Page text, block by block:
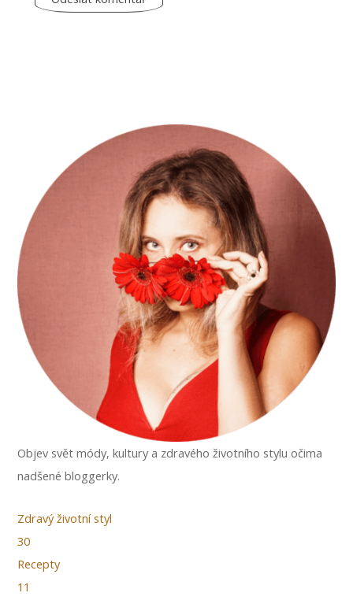
Objev svět módy, kultury a zdravého životního stylu očima
nadšené bloggerky.
Zdravý životní styl
30
Recepty
11